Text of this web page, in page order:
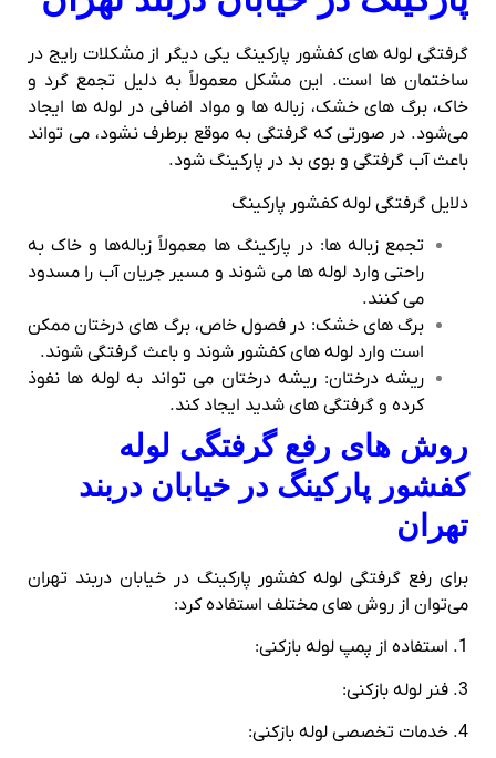
گرفتگی لوله‌ های کفشور پارکینگ یکی دیگر از مشکلات رایج در
ساختمان‌ ها است. این مشکل معمولاً به دلیل تجمع گرد و
خاک، برگ‌ های خشک، زباله‌ ها و مواد اضافی در لوله‌ ها ایجاد
می‌شود. در صورتی که گرفتگی به‌ موقع برطرف نشود، می‌ تواند
باعث آب‌ گرفتگی و بوی بد در پارکینگ شود.
دلایل گرفتگی لوله کفشور پارکینگ
تجمع زباله‌ ها: در پارکینگ‌ ها معمولاً زباله‌ها و خاک به
راحتی وارد لوله‌ ها می‌ شوند و مسیر جریان آب را مسدود
می‌ کنند.
برگ‌ های خشک: در فصول خاص، برگ‌ های درختان ممکن
است وارد لوله‌ های کفشور شوند و باعث گرفتگی شوند.
ریشه درختان: ریشه درختان می‌ تواند به لوله‌ ها نفوذ
کرده و گرفتگی‌ های شدید ایجاد کند.
روش‌ های رفع گرفتگی لوله
کفشور پارکینگ در خیابان دربند
تهران
برای رفع گرفتگی لوله کفشور پارکینگ در خیابان دربند تهران
می‌توان از روش‌ های مختلف استفاده کرد:
1. استفاده از پمپ لوله بازکنی:
3. فنر لوله بازکنی:
4. خدمات تخصصی لوله بازکنی: